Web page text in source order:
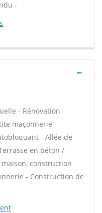
-
- Rénovation
maçonnerie -
- Allée de
en béton /
maison, construction
- Construction de